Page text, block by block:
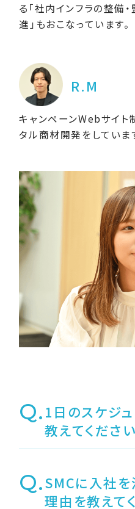
る「社内インフラの整備
進」もおこなっています。
R.M
キャンペーンWebサイト
タル商材開発をしていま
Q.1日のスケジ
教えてください
Q.SMCに入社を
理由を教えて